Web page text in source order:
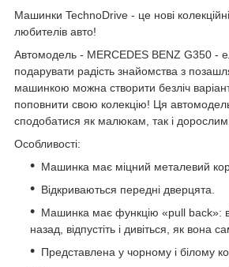
Машинки TechnoDrive - це нові
любителів авто!
Автомодель - MERCEDES BENZ G350 -
подарувати радість знайомства з
машинкою можна створити безліч
поповнити свою колекцію! Ця
сподобатися як малюкам, так і
Особливості:
Машинка має міцний металевий
Відкриваються передні дверцята.
Машинка має функцію «pull back»:
назад, відпустіть і дивіться, як вона
Представлена у чорному і білому